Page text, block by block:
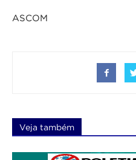
ASCOM
Veja também